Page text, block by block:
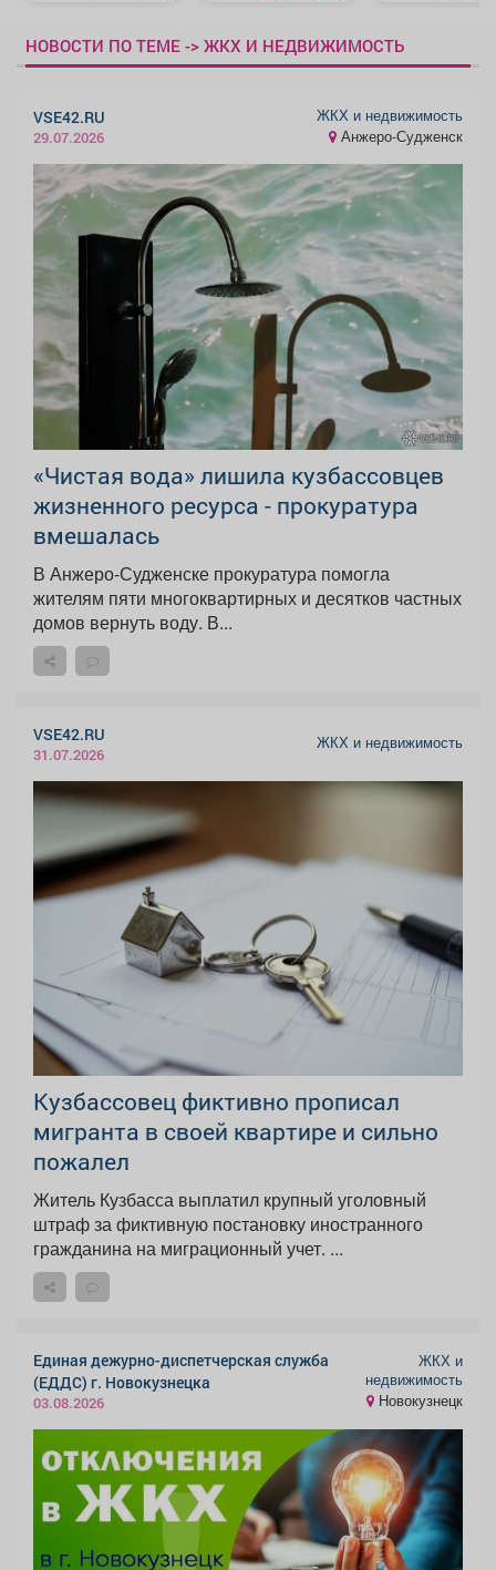
НОВОСТИ ПО ТЕМЕ -> ЖКХ И НЕДВИЖИМОСТЬ
VSE42.RU
29.07.2026
ЖКХ и недвижимость
Анжеро-Судженск
«Чистая вода» лишила кузбассовцев
жизненного ресурса - прокуратура
вмешалась
В Анжеро-Судженске прокуратура помогла
жителям пяти многоквартирных и десятков частных
домов вернуть воду. В...
VSE42.RU
31.07.2026
ЖКХ и недвижимость
Кузбассовец фиктивно прописал
мигранта в своей квартире и сильно
пожалел
Житель Кузбасса выплатил крупный уголовный
штраф за фиктивную постановку иностранного
гражданина на миграционный учет. ...
Единая дежурно-диспетчерская служба
(ЕДДС) г. Новокузнецка
03.08.2026
ЖКХ и
недвижимость
Новокузнецк